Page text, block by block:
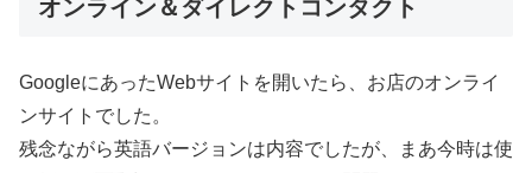
オンライン＆ダイレクトコンタクト
GoogleにあったWebサイトを開いたら、お店のオンライ
ンサイトでした。
残念ながら英語バージョンは内容でしたが、まあ今時は使